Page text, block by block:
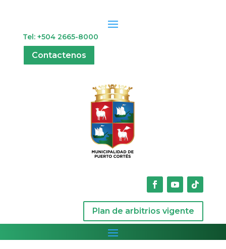
Tel: +504 2665-8000
Contactenos
Plan de arbitrios vigente